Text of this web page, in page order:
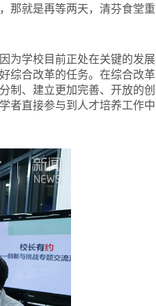
那就是再等两天，清芬食堂重
为学校目前正处在关键的发展
综合改革的任务。在综合改革
制、建立更加完善、开放的创
者直接参与到人才培养工作中